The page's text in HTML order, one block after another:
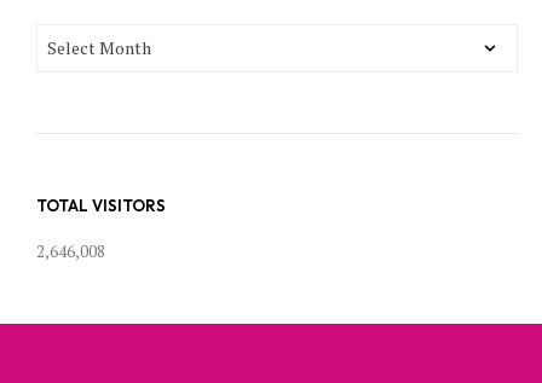
POST
TOTAL VISITORS
2,646,008